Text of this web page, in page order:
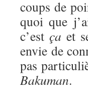
coups de
quoi que
c’estça et
envie de
pas
Bakuman.